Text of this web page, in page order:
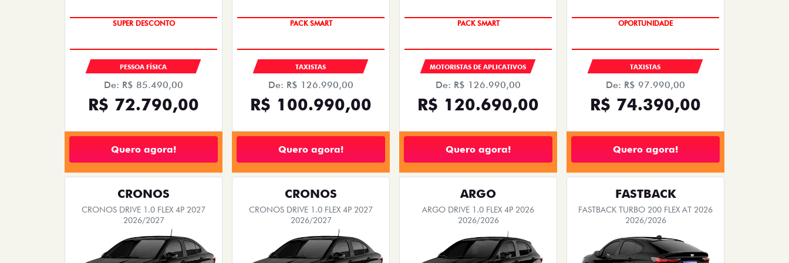
TAXA ZERO
PESSOA FÍSICA
De: R$ 85.490,00
R$ 72.790,00
Quero agora!
PACK SMART
TAXISTAS
De: R$ 126.990,00
R$ 100.990,00
Quero agora!
PACK SMART
MOTORISTAS DE APLICATIVOS
De: R$ 126.990,00
R$ 120.690,00
Quero agora!
OPORTUNIDADE
TAXISTAS
De: R$ 97.990,00
R$ 74.390,00
Quero agora!
CRONOS
CRONOS DRIVE 1.0 FLEX 4P 2027
2026/2027
CRONOS
CRONOS DRIVE 1.0 FLEX 4P 2027
2026/2027
ARGO
ARGO DRIVE 1.0 FLEX 4P 2026
2026/2026
FASTBACK
FASTBACK TURBO 200 FLEX AT 2026
2026/2026